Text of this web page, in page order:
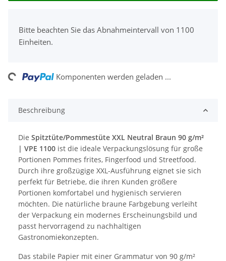
Bitte beachten Sie das Abnahmeintervall von 1100
Einheiten.
Komponenten werden geladen ...
Beschreibung
Die Spitztüte/Pommestüte XXL Neutral Braun 90 g/m²
| VPE 1100 ist die ideale Verpackungslösung für große
Portionen Pommes frites, Fingerfood und Streetfood.
Durch ihre großzügige XXL-Ausführung eignet sie sich
perfekt für Betriebe, die ihren Kunden größere
Portionen komfortabel und hygienisch servieren
möchten. Die natürliche braune Farbgebung verleiht
der Verpackung ein modernes Erscheinungsbild und
passt hervorragend zu nachhaltigen
Gastronomiekonzepten.
Das stabile Papier mit einer Grammatur von 90 g/m²